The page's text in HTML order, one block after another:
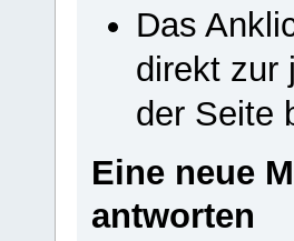
Das
direkt zur
der Seite
Eine neue
antworten